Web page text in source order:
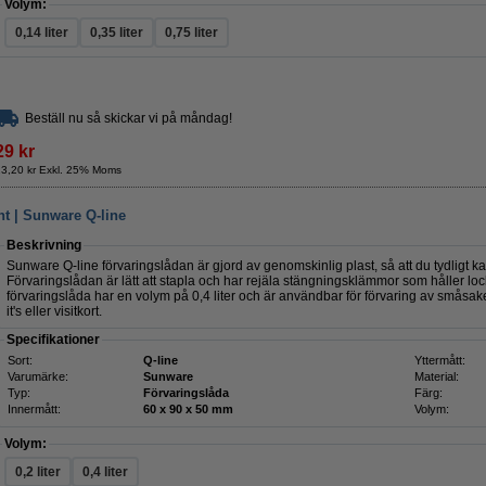
Volym:
0,14 liter
0,35 liter 0,75 liter
Beställ nu så skickar vi på måndag!
kr
kr Exkl. 25% Moms
| Sunware Q-line
Beskrivning
Sunware Q-line förvaringslådan är gjord av genomskinlig plast, så att du tydligt
Förvaringslådan är lätt att stapla och har rejäla stängningsklämmor som håller
förvaringslåda har en volym på 0,4 liter och är användbar för förvaring av
it's eller visitkort.
Specifikationer
Sort: Q-line
Yttermått:
Varumärke:
Sunware
Material:
Typ:
Förvaringslåda
Färg:
Innermått:
60 x 90 x 50 mm Volym:
Volym:
0,2 liter
0,4 liter